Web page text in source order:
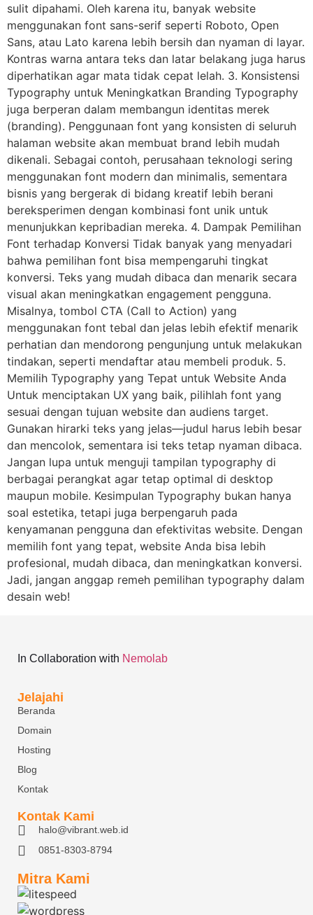
sulit dipahami. Oleh karena itu, banyak website
menggunakan font sans-serif seperti Roboto, Open
Sans, atau Lato karena lebih bersih dan nyaman di layar.
Kontras warna antara teks dan latar belakang juga harus
diperhatikan agar mata tidak cepat lelah. 3. Konsistensi
Typography untuk Meningkatkan Branding Typography
juga berperan dalam membangun identitas merek
(branding). Penggunaan font yang konsisten di seluruh
halaman website akan membuat brand lebih mudah
dikenali. Sebagai contoh, perusahaan teknologi sering
menggunakan font modern dan minimalis, sementara
bisnis yang bergerak di bidang kreatif lebih berani
bereksperimen dengan kombinasi font unik untuk
menunjukkan kepribadian mereka. 4. Dampak Pemilihan
Font terhadap Konversi Tidak banyak yang menyadari
bahwa pemilihan font bisa mempengaruhi tingkat
konversi. Teks yang mudah dibaca dan menarik secara
visual akan meningkatkan engagement pengguna.
Misalnya, tombol CTA (Call to Action) yang
menggunakan font tebal dan jelas lebih efektif menarik
perhatian dan mendorong pengunjung untuk melakukan
tindakan, seperti mendaftar atau membeli produk. 5.
Memilih Typography yang Tepat untuk Website Anda
Untuk menciptakan UX yang baik, pilihlah font yang
sesuai dengan tujuan website dan audiens target.
Gunakan hirarki teks yang jelas—judul harus lebih besar
dan mencolok, sementara isi teks tetap nyaman dibaca.
Jangan lupa untuk menguji tampilan typography di
berbagai perangkat agar tetap optimal di desktop
maupun mobile. Kesimpulan Typography bukan hanya
soal estetika, tetapi juga berpengaruh pada
kenyamanan pengguna dan efektivitas website. Dengan
memilih font yang tepat, website Anda bisa lebih
profesional, mudah dibaca, dan meningkatkan konversi.
Jadi, jangan anggap remeh pemilihan typography dalam
desain web!
In Collaboration with Nemolab
Jelajahi
Beranda
Domain
Hosting
Blog
Kontak
Kontak Kami
halo@vibrant.web.id
0851-8303-8794
Mitra Kami